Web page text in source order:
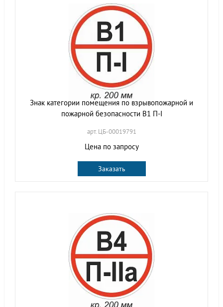
Знак категории помещения по взрывопожарной и
пожарной безопасности В1 П-I
арт. ЦБ-00019791
Цена по запросу
Заказать